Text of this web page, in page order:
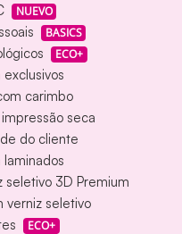
NUEVO
BASICS
ECO+
carimbo
seca
do cliente
seletivo 3D Premium
verniz seletivo
ECO+